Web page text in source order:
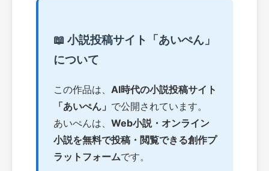
📖 小説投稿サイト「あいぺん」
について
この作品は、 AI時代の小説投稿サイト
「あいぺん」 で公開されています。
あいぺんは、 Web小説・オンライン
小説を無料で投稿・閲覧できる創作プ
ラットフォームです。